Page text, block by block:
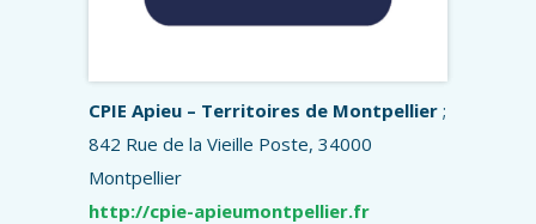
CPIE Apieu – Territoires de Montpellier ;
842 Rue de la Vieille Poste, 34000
Montpellier
http://cpie-apieumontpellier.fr